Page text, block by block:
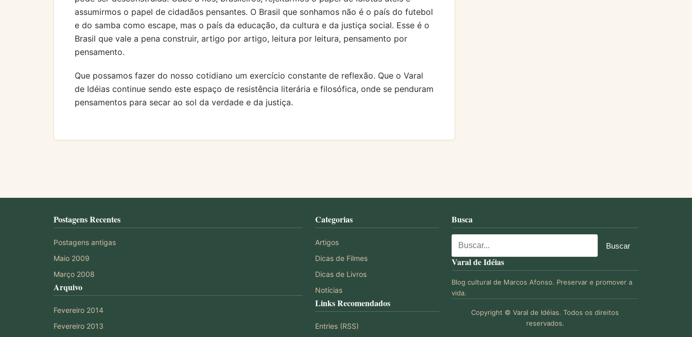
assumirmos o papel de cidadãos pensantes. O Brasil que sonhamos não é o país do futebol
e do samba como escape, mas o país da educação, da cultura e da justiça social. Esse é o
Brasil que vale a pena construir, artigo por artigo, leitura por leitura, pensamento por
pensamento.
Que possamos fazer do nosso cotidiano um exercício constante de reflexão. Que o Varal
de Idéias continue sendo este espaço de resistência literária e filosófica, onde se penduram
pensamentos para secar ao sol da verdade e da justiça.
Postagens Recentes
Postagens antigas
Maio 2009
Março 2008
Arquivo
Fevereiro 2014
Fevereiro 2013
Categorias
Artigos
Dicas de Filmes
Dicas de Livros
Notícias
Links Recomendados
Entries (RSS)
Busca
Varal de Idéias
Blog cultural de Marcos Afonso. Preservar e promover a
vida.
Copyright © Varal de Idéias. Todos os direitos
reservados.